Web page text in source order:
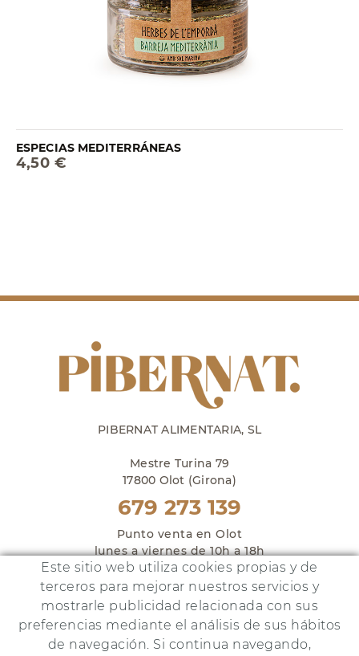
ESPECIAS MEDITERRÁNEAS
4,50 €
PIBERNAT ALIMENTARIA, SL
Mestre Turina 79
17800 Olot (Girona)
679 273 139
Punto venta en Olot
lunes a viernes de 10h a 18h
y sábados de 10h a 14h
Este proyecto ha sido financiado por:
Este sitio web utiliza cookies propias y de
terceros para mejorar nuestros servicios y
mostrarle publicidad relacionada con sus
preferencias mediante el análisis de sus hábitos
de navegación. Si continua navegando,